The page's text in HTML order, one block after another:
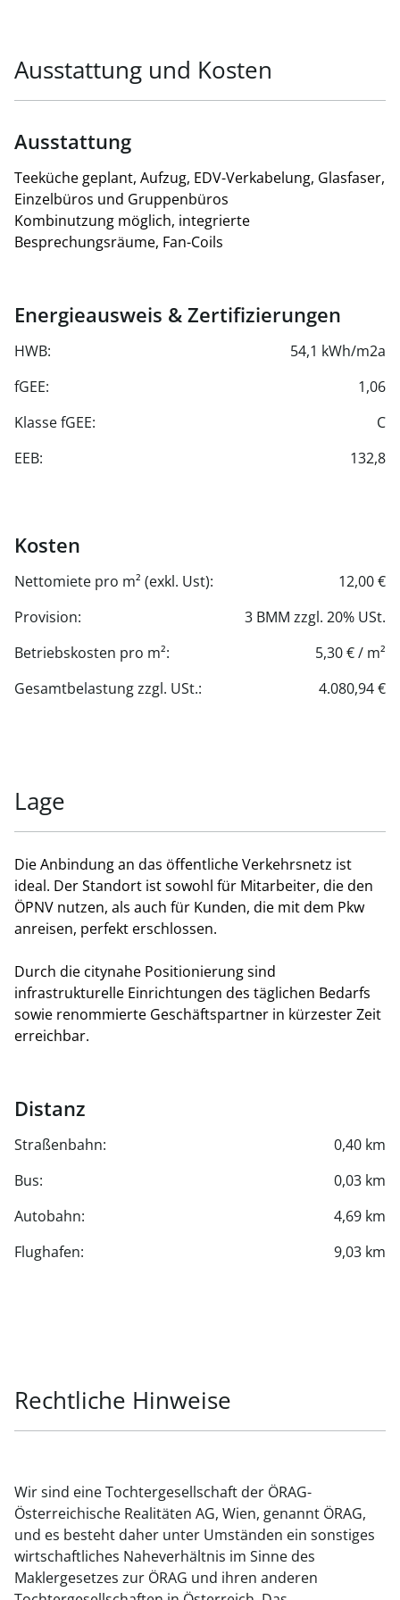
Heizkosten netto/m²/Monat € 1,66/m²
Ausstattung und Kosten
Ausstattung
Teeküche geplant, Aufzug, EDV-Verkabelung, Glasfaser,
Einzelbüros und Gruppenbüros
Kombinutzung möglich, integrierte
Besprechungsräume, Fan-Coils
Energieausweis & Zertifizierungen
HWB:
54,1 kWh/m2a
fGEE:
1,06
Klasse fGEE:
C
EEB:
132,8
Kosten
Nettomiete pro m² (exkl. Ust):
12,00 €
Provision:
3 BMM zzgl. 20% USt.
Betriebskosten pro m²:
5,30 € / m²
Gesamtbelastung zzgl. USt.:
4.080,94 €
Lage
Die Anbindung an das öffentliche Verkehrsnetz ist
ideal. Der Standort ist sowohl für Mitarbeiter, die den
ÖPNV nutzen, als auch für Kunden, die mit dem Pkw
anreisen, perfekt erschlossen.
Durch die citynahe Positionierung sind
infrastrukturelle Einrichtungen des täglichen Bedarfs
sowie renommierte Geschäftspartner in kürzester Zeit
erreichbar.
Distanz
Straßenbahn:
0,40 km
Bus:
0,03 km
Autobahn:
4,69 km
Flughafen:
9,03 km
Rechtliche Hinweise
Wir sind eine Tochtergesellschaft der ÖRAG-
Österreichische Realitäten AG, Wien, genannt ÖRAG,
und es besteht daher unter Umständen ein sonstiges
wirtschaftliches Naheverhältnis im Sinne des
Maklergesetzes zur ÖRAG und ihren anderen